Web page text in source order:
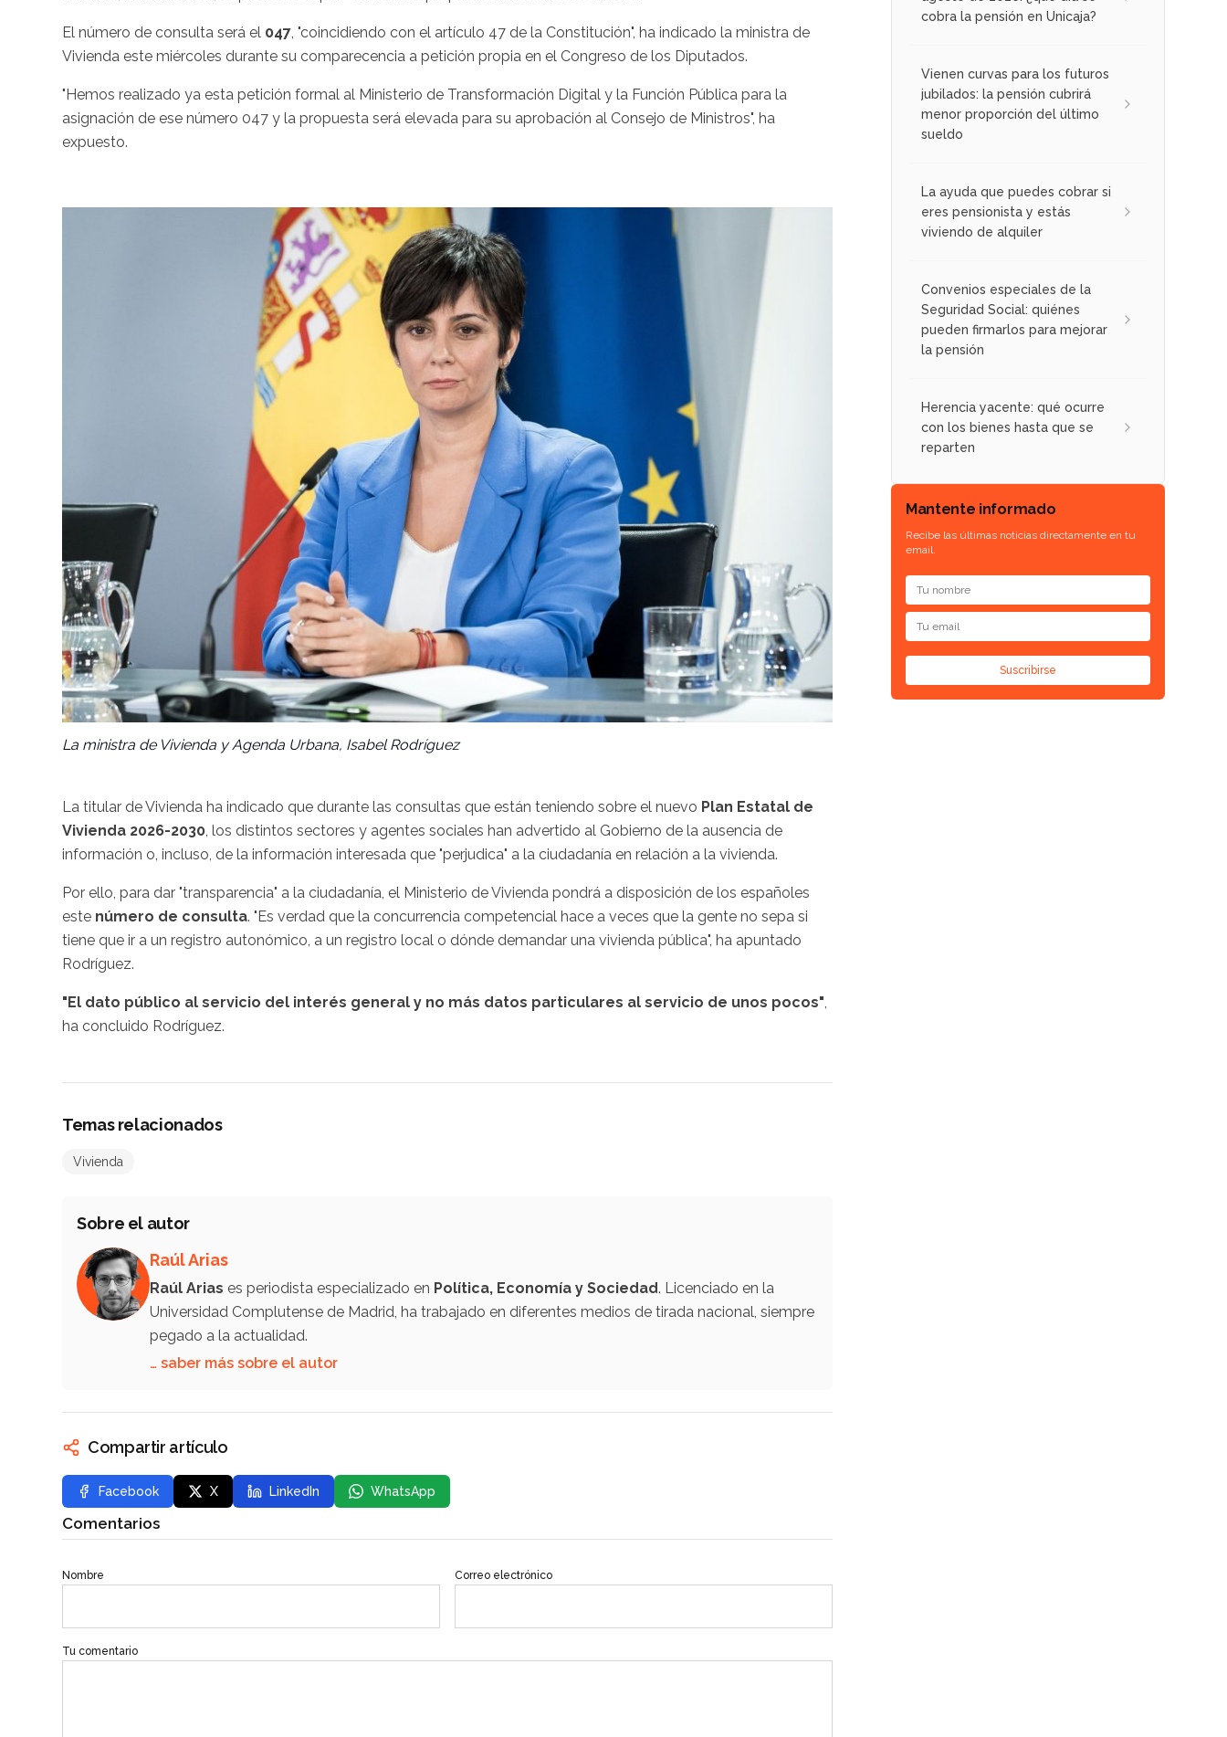
El número de consulta será el 047 , "coincidiendo con el artículo 47 de la Constitución", ha indicado la ministra de
Vivienda este miércoles durante su comparecencia a petición propia en el Congreso de los Diputados.
"Hemos realizado ya esta petición formal al Ministerio de Transformación Digital y la Función Pública para la
asignación de ese número 047 y la propuesta será elevada para su aprobación al Consejo de Ministros", ha
expuesto.
La ministra de Vivienda y Agenda Urbana, Isabel Rodríguez
La titular de Vivienda ha indicado que durante las consultas que están teniendo sobre el nuevo Plan Estatal de
Vivienda 2026-2030, los distintos sectores y agentes sociales han advertido al Gobierno de la ausencia de
información o, incluso, de la información interesada que "perjudica" a la ciudadanía en relación a la vivienda.
Por ello, para dar "transparencia" a la ciudadanía, el Ministerio de Vivienda pondrá a disposición de los españoles
este número de consulta. "Es verdad que la concurrencia competencial hace a veces que la gente no sepa si
tiene que ir a un registro autonómico, a un registro local o dónde demandar una vivienda pública", ha apuntado
Rodríguez.
"El dato público al servicio del interés general y no más datos particulares al servicio de unos pocos",
ha concluido Rodríguez.
Temas relacionados
Vivienda
Sobre el autor
Raúl Arias
Raúl Arias es periodista especializado en Política, Economía y Sociedad. Licenciado en la
Universidad Complutense de Madrid, ha trabajado en diferentes medios de tirada nacional, siempre
pegado a la actualidad.
… saber más sobre el autor
Compartir artículo
Facebook X LinkedIn WhatsApp
Comentarios
Nombre Correo electrónico
Tu comentario
cobra la pensión en Unicaja?
Vienen curvas para los futuros
jubilados: la pensión cubrirá
menor proporción del último
sueldo
La ayuda que puedes cobrar si
eres pensionista y estás
viviendo de alquiler
Convenios especiales de la
Seguridad Social: quiénes
pueden firmarlos para mejorar
la pensión
Herencia yacente: qué ocurre
con los bienes hasta que se
reparten
Mantente informado
Recibe las últimas noticias directamente en tu
email.
Suscribirse